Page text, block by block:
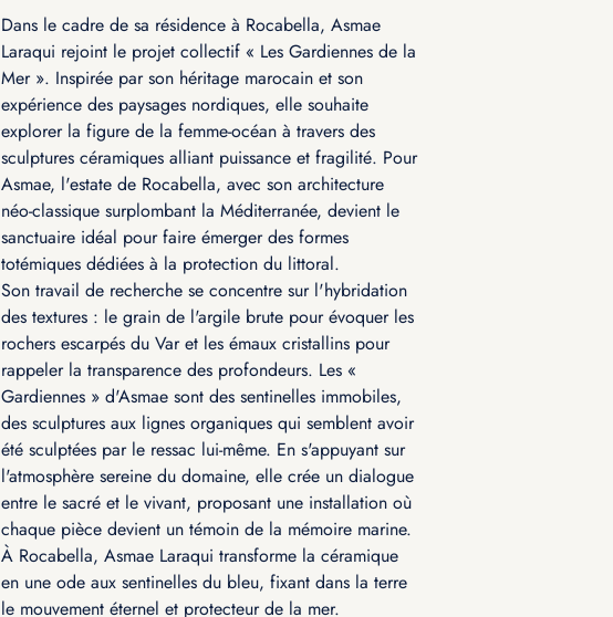
Dans le cadre de sa résidence à Rocabella, Asmae
Laraqui rejoint le projet collectif « Les Gardiennes de la
Mer ». Inspirée par son héritage marocain et son
expérience des paysages nordiques, elle souhaite
explorer la figure de la femme-océan à travers des
sculptures céramiques alliant puissance et fragilité. Pour
Asmae, l'estate de Rocabella, avec son architecture
néo-classique surplombant la Méditerranée, devient le
sanctuaire idéal pour faire émerger des formes
totémiques dédiées à la protection du littoral.
Son travail de recherche se concentre sur l'hybridation
des textures : le grain de l'argile brute pour évoquer les
rochers escarpés du Var et les émaux cristallins pour
rappeler la transparence des profondeurs. Les «
Gardiennes » d'Asmae sont des sentinelles immobiles,
des sculptures aux lignes organiques qui semblent avoir
été sculptées par le ressac lui-même. En s'appuyant sur
l'atmosphère sereine du domaine, elle crée un dialogue
entre le sacré et le vivant, proposant une installation où
chaque pièce devient un témoin de la mémoire marine.
À Rocabella, Asmae Laraqui transforme la céramique
en une ode aux sentinelles du bleu, fixant dans la terre
le mouvement éternel et protecteur de la mer.